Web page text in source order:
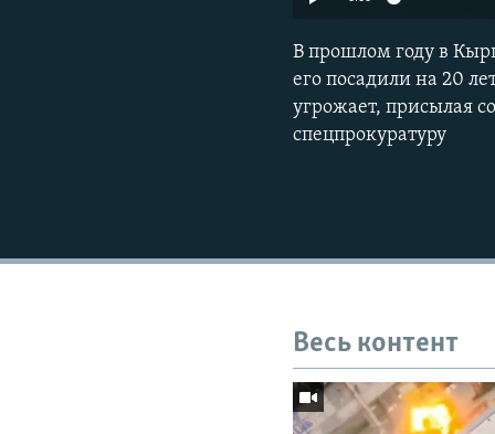
В прошлом году в
его посадили на 20
угрожает, присылая
спецпрокуратуру
Весь контент